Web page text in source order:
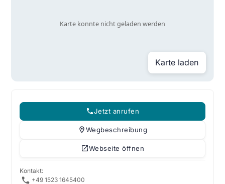
Karte laden
Jetzt anrufen
Wegbeschreibung
Webseite öffnen
Kontakt:
+49 1523 1645400